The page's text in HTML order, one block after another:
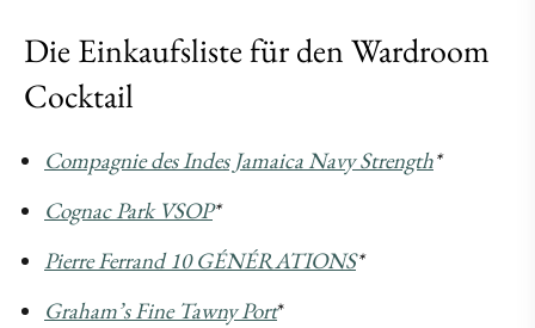
Die Einkaufsliste für den Wardroom
Cocktail
Compagnie des Indes Jamaica Navy Strength*
Cognac Park VSOP*
Pierre Ferrand 10 GÉNÉRATIONS*
Graham’s Fine Tawny Port*